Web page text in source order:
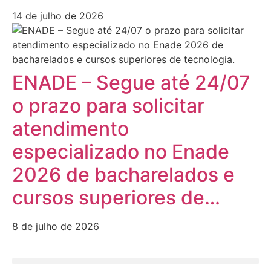
14 de julho de 2026
ENADE – Segue até 24/07
o prazo para solicitar
atendimento
especializado no Enade
2026 de bacharelados e
cursos superiores de…
8 de julho de 2026